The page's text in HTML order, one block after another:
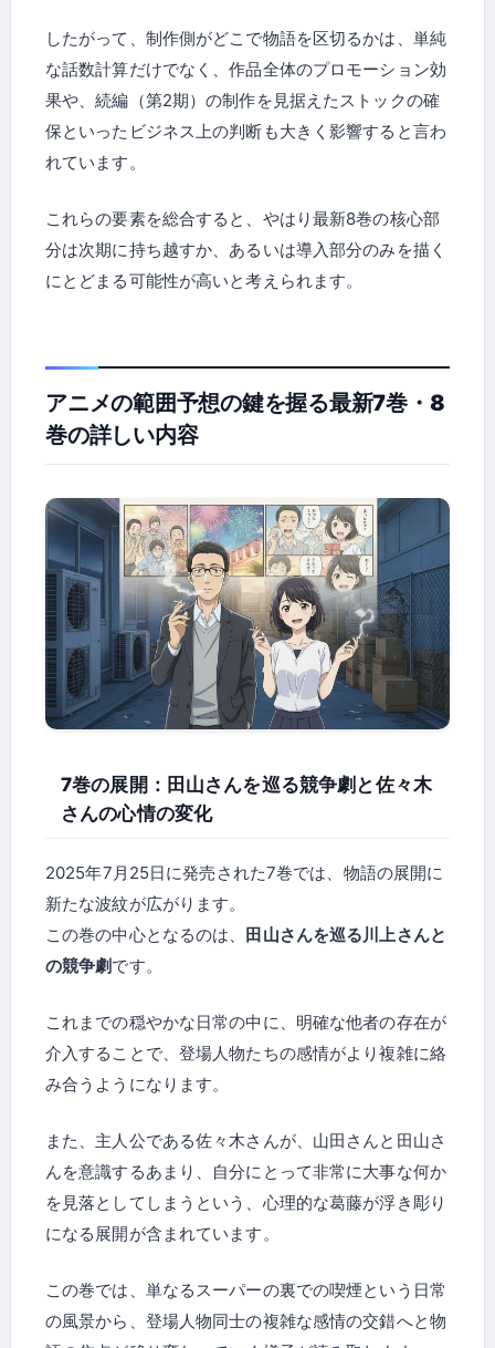
したがって、制作側がどこで物語を区切るかは、単純
な話数計算だけでなく、作品全体のプロモーション効
果や、続編（第2期）の制作を見据えたストックの確
保といったビジネス上の判断も大きく影響すると言わ
れています。
これらの要素を総合すると、やはり最新8巻の核心部
分は次期に持ち越すか、あるいは導入部分のみを描く
にとどまる可能性が高いと考えられます。
アニメの範囲予想の鍵を握る最新7巻・8
巻の詳しい内容
7巻の展開：田山さんを巡る競争劇と佐々木
さんの心情の変化
2025年7月25日に発売された7巻では、物語の展開に
新たな波紋が広がります。
この巻の中心となるのは、 田山さんを巡る川上さんと
の競争劇です。
これまでの穏やかな日常の中に、明確な他者の存在が
介入することで、登場人物たちの感情がより複雑に絡
み合うようになります。
また、主人公である佐々木さんが、山田さんと田山さ
んを意識するあまり、自分にとって非常に大事な何か
を見落としてしまうという、心理的な葛藤が浮き彫り
になる展開が含まれています。
この巻では、単なるスーパーの裏での喫煙という日常
の風景から、登場人物同士の複雑な感情の交錯へと物